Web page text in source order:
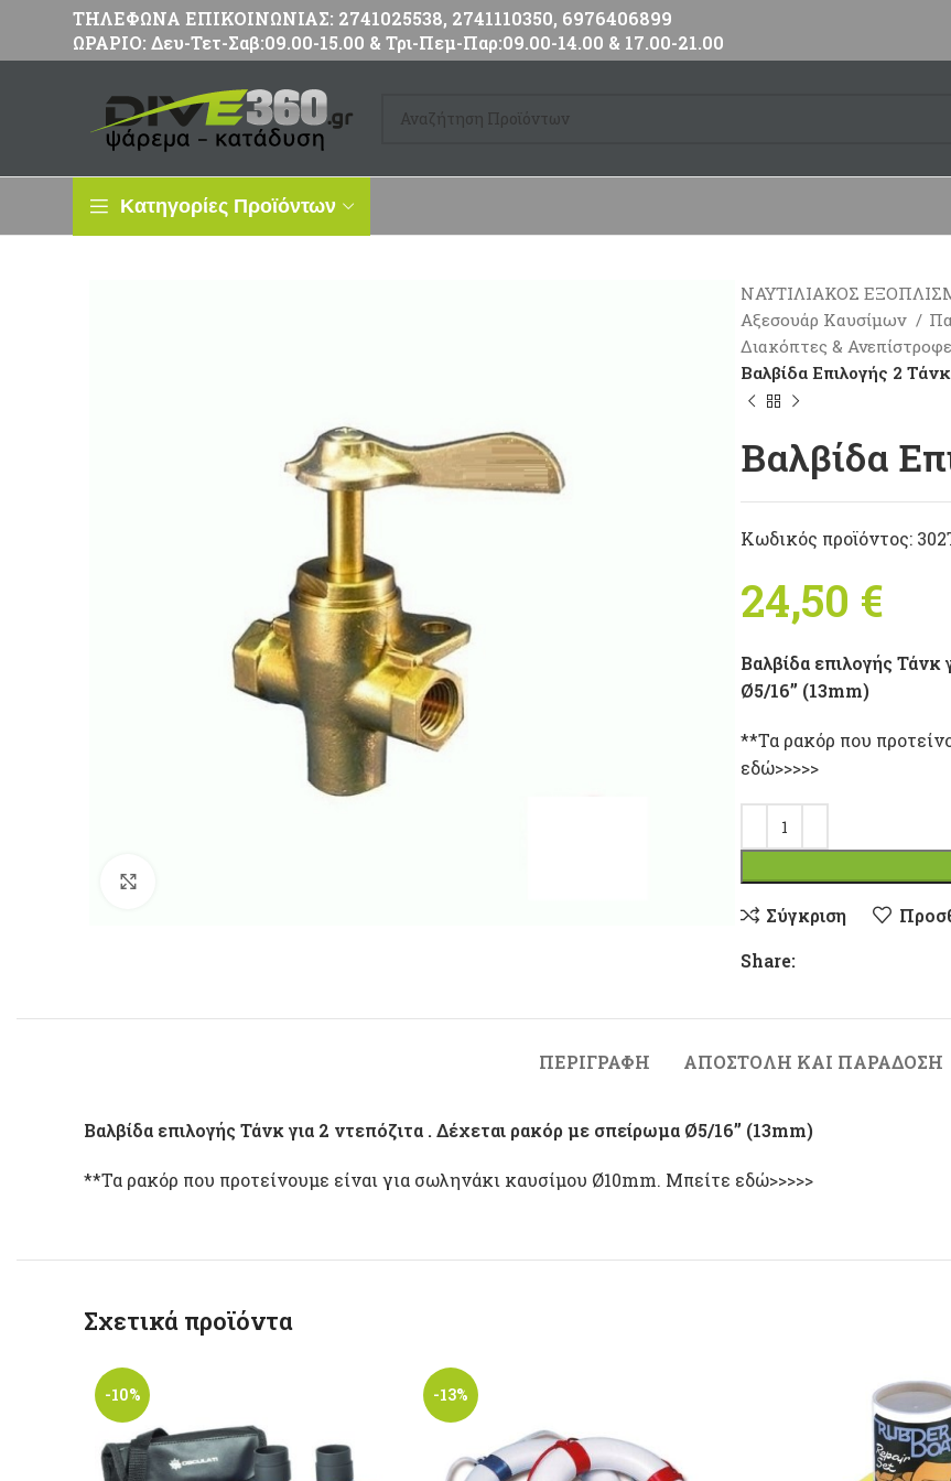
ΤΗΛΕΦΩΝΑ ΕΠΙΚΟΙΝΩΝΙΑΣ: 2741025538, 2741110350, 6976406899
ΩΡΑΡΙΟ: Δευ-Τετ-Σαβ:09.00-15.00 & Τρι-Πεμ-Παρ:09.00-14.00 & 17.00-21.00
Κατηγορίες Προϊόντων
ΝΑΥΤΙΛΙΑΚΟΣ
Αξεσουάρ Καυσίμων
Διακόπτες &
Βαλβίδα Επιλογής 2
Βαλβίδα
Κωδικός προϊόντος:
24,50 €
Βαλβίδα επιλογής Τάνκ
Ø5/16” (13mm)
**Τα ρακόρ που
εδώ>>>>>
Σύγκριση
Share:
ΠΕΡΙΓΡΑΦΉ ΑΠΟΣΤΟΛΉ ΚΑΙ ΠΑΡΆΔΟΣΗ
Βαλβίδα επιλογής Τάνκ για 2 ντεπόζιτα . Δέχεται ρακόρ με σπείρωμα Ø5/16” (13mm)
**Τα ρακόρ που προτείνουμε είναι για σωληνάκι καυσίμου Ø10mm. Μπείτε εδώ>>>>>
Σχετικά προϊόντα
-10% -13%